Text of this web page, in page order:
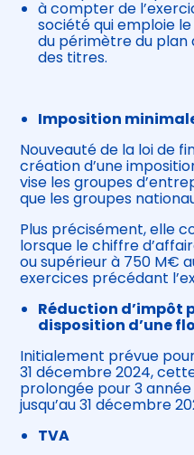
à compter de
société qui emploie
du périmètre du plan
des titres.
Imposition
Nouveauté de la loi de
création d’une
vise les groupes
que les groupes
Plus précisément, elle
lorsque le chiffre
ou supérieur à 750 M€
exercices précédant
Réduction d’impôt
disposition d’une
Initialement prévue
31 décembre 2024,
prolongée pour 3
jusqu’au 31 décembre
TVA